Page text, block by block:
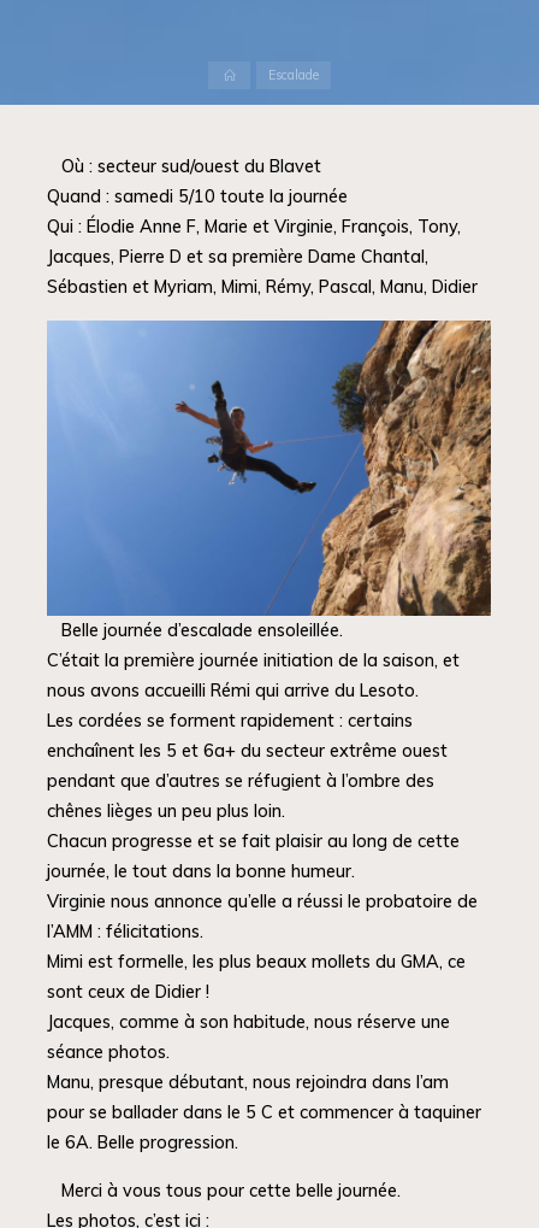
AccueilEscalade
‌Où : secteur sud/ouest du Blavet
Quand : samedi 5/10 toute la journée
Qui : Élodie Anne F, Marie et Virginie, François, Tony,
Jacques, Pierre D et sa première Dame Chantal,
Sébastien et Myriam, Mimi, Rémy, Pascal, Manu, Didier
Belle journée d’escalade ensoleillée.
C’était la première journée initiation de la saison, et
nous avons accueilli Rémi qui arrive du Lesoto.
Les cordées se forment rapidement : certains
enchaînent les 5 et 6a+ du secteur extrême ouest
pendant que d’autres se réfugient à l’ombre des
chênes lièges un peu plus loin.
Chacun progresse et se fait plaisir au long de cette
journée, le tout dans la bonne humeur.
Virginie nous annonce qu’elle a réussi le probatoire de
l’AMM : félicitations.
Mimi est formelle, les plus beaux mollets du GMA, ce
sont ceux de Didier !
Jacques, comme à son habitude, nous réserve une
séance photos.
Manu, presque débutant, nous rejoindra dans l’am
pour se ballader dans le 5 C et commencer à taquiner
le 6A. Belle progression.
Merci à vous tous pour cette belle journée.
Les photos, c’est ici :